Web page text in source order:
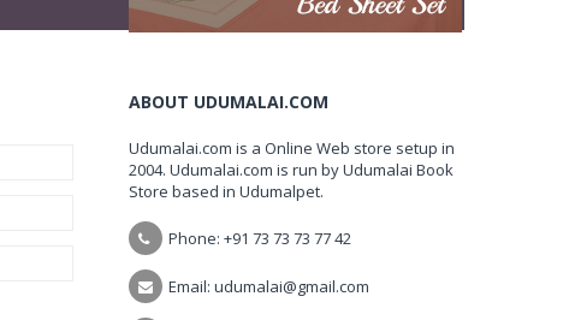
ABOUT UDUMALAI.COM
Udumalai.com is a Online Web store setup in
2004. Udumalai.com is run by Udumalai Book
Store based in Udumalpet.
Phone: +91 73 73 73 77 42
Email: udumalai@gmail.com